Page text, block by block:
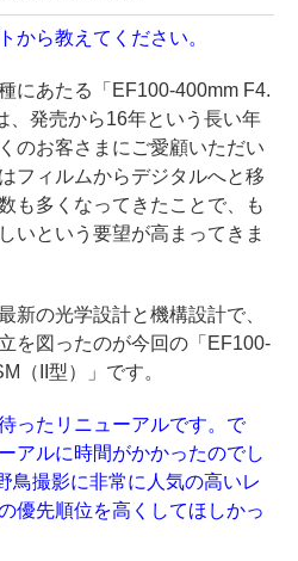
ら教えてください。
にあたる「EF100-400mm F4.
、発売から16年という長い年
のお客さまにご愛顧いただい
フィルムからデジタルへと移
も多くなってきたことで、も
いという要望が高まってきま
新の光学設計と機構設計で、
を図ったのが今回の「EF100-
（II型）」です。
たリニューアルです。で
アルに時間がかかったのでし
鳥撮影に非常に人気の高いレ
優先順位を高くしてほしかっ